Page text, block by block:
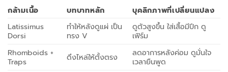
กล้ามเนื้อ บทบาทหลัก
บุคลิกภาพที่เปลี่ยนแปลง
Latissimus
Dorsi
ทำให้หลังดูแผ่ เป็น
ทรง V
ดูตัวสูงขึ้น ใส่เสื้อมีปีก ดู
เฟิร์ม
Rhomboids +
Traps
ดึงไหล่ให้ตั้งตรง
ลดอาการหลังค่อม ดูมั่นใจ
เวลายืนพูด